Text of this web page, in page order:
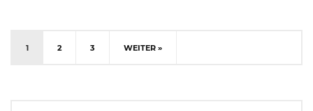
1 2 3 WEITER »